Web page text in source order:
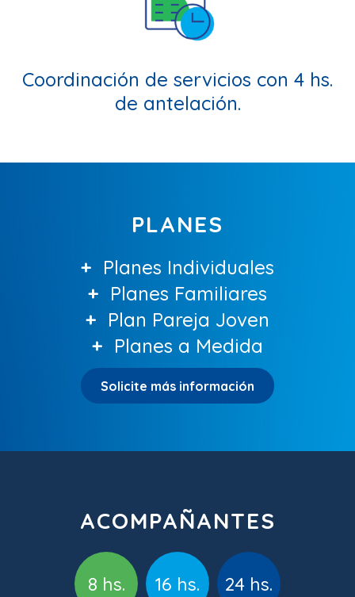
Coordinación de servicios con 4 hs.
de antelación.
PLANES
+ Planes Individuales
+ Planes Familiares
+ Plan Pareja Joven
+ Planes a Medida
Solicite más información
ACOMPAÑANTES
8 hs. 16 hs. 24 hs.